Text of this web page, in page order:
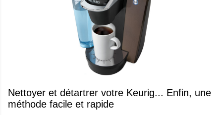
Nettoyer et détartrer votre Keurig... Enfin, une
méthode facile et rapide